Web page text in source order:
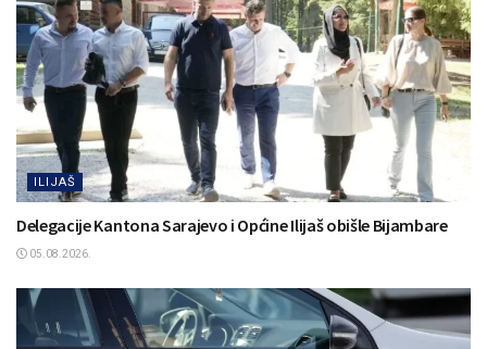
ILIJAŠ
Delegacije Kantona Sarajevo i Općine Ilijaš obišle Bijambare
05.08.2026.